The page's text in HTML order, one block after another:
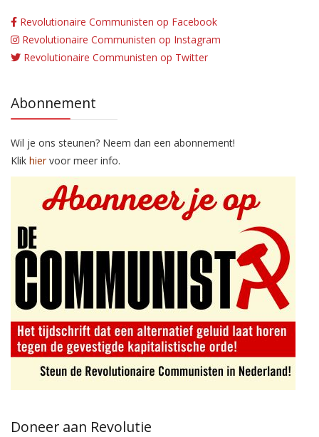
Revolutionaire Communisten op Facebook
Revolutionaire Communisten op Instagram
Revolutionaire Communisten op Twitter
Abonnement
Wil je ons steunen? Neem dan een abonnement!
Klik hiervoor meer info.
Doneer aan Revolutie